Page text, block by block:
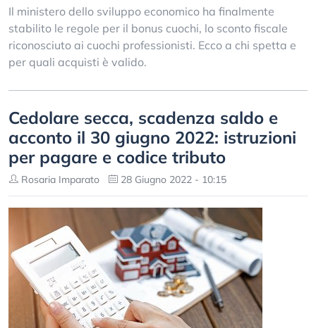
Il ministero dello sviluppo economico ha finalmente
stabilito le regole per il bonus cuochi, lo sconto fiscale
riconosciuto ai cuochi professionisti. Ecco a chi spetta e
per quali acquisti è valido.
Cedolare secca, scadenza saldo e
acconto il 30 giugno 2022: istruzioni
per pagare e codice tributo
Rosaria Imparato 28 Giugno 2022 - 10:15